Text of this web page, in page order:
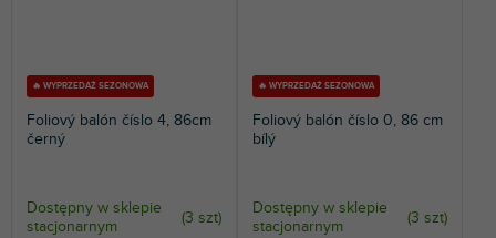
🔥 WYPRZEDAŻ SEZONOWA
Foliový balón číslo 4, 86cm
černý
Dostępny w sklepie
stacjonarnym
(3 szt)
🔥 WYPRZEDAŻ SEZONOWA
Foliový balón číslo 0, 86 cm
bílý
Dostępny w sklepie
stacjonarnym
(3 szt)